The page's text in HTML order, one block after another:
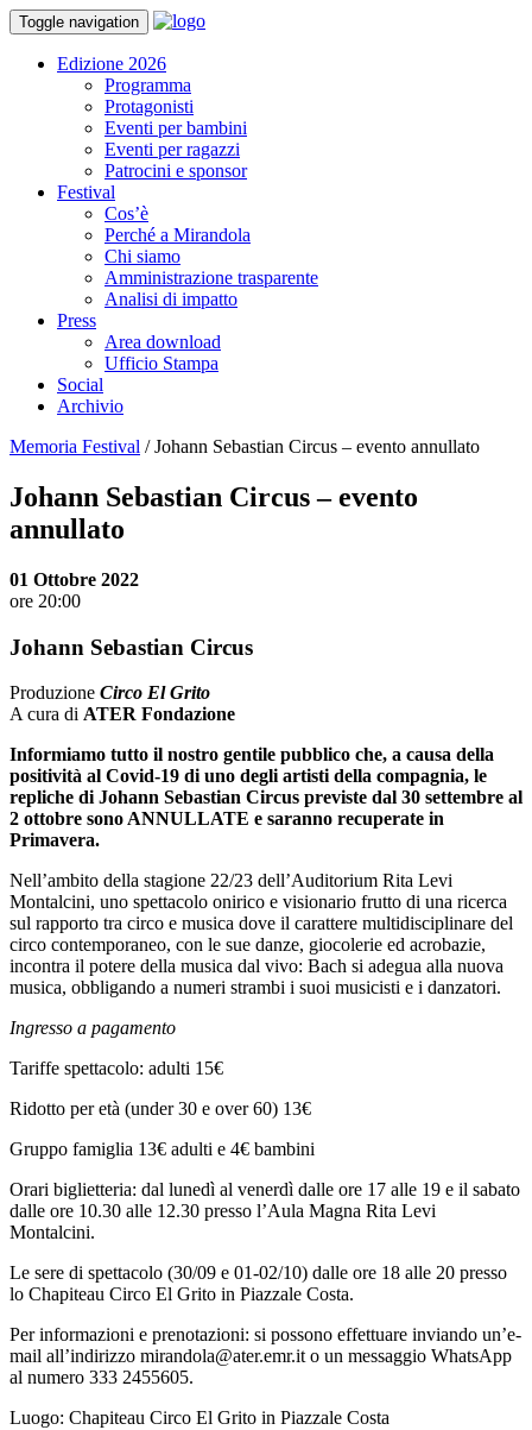
Toggle navigation
Edizione 2026
Programma
Protagonisti
Eventi per bambini
Eventi per ragazzi
Patrocini e sponsor
Festival
Cos’è
Perché a Mirandola
Chi siamo
Amministrazione trasparente
Analisi di impatto
Press
Area download
Ufficio Stampa
Social
Archivio
Memoria Festival /Johann Sebastian Circus – evento annullato
Johann Sebastian Circus – evento
annullato
01 Ottobre 2022
ore 20:00
Johann Sebastian Circus
Produzione Circo El Grito
A cura di ATER Fondazione
Informiamo tutto il nostro gentile pubblico che, a causa della
positività al Covid-19 di uno degli artisti della compagnia, le
repliche di Johann Sebastian Circus previste dal 30 settembre al
2 ottobre sono ANNULLATE e saranno recuperate in
Primavera.
Nell’ambito della stagione 22/23 dell’Auditorium Rita Levi
Montalcini, uno spettacolo onirico e visionario frutto di una ricerca
sul rapporto tra circo e musica dove il carattere multidisciplinare del
circo contemporaneo, con le sue danze, giocolerie ed acrobazie,
incontra il potere della musica dal vivo: Bach si adegua alla nuova
musica, obbligando a numeri strambi i suoi musicisti e i danzatori.
Ingresso a pagamento
Tariffe spettacolo: adulti 15€
Ridotto per età (under 30 e over 60) 13€
Gruppo famiglia 13€ adulti e 4€ bambini
Orari biglietteria: dal lunedì al venerdì dalle ore 17 alle 19 e il sabato
dalle ore 10.30 alle 12.30 presso l’Aula Magna Rita Levi
Montalcini.
Le sere di spettacolo (30/09 e 01-02/10) dalle ore 18 alle 20 presso
lo Chapiteau Circo El Grito in Piazzale Costa.
Per informazioni e prenotazioni: si possono effettuare inviando un’e-
mail all’indirizzo mirandola@ater.emr.it o un messaggio WhatsApp
al numero 333 2455605.
Luogo: Chapiteau Circo El Grito in Piazzale Costa